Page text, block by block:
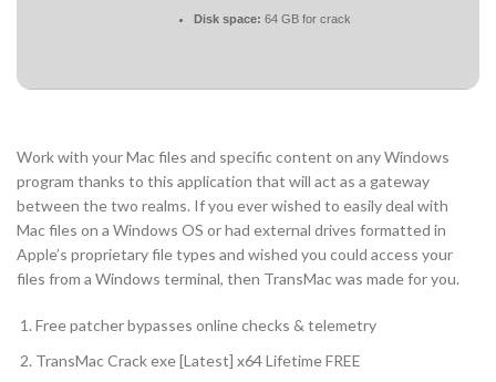
Disk space: 64 GB for crack
Work with your Mac files and specific content on any Windows
program thanks to this application that will act as a gateway
between the two realms. If you ever wished to easily deal with
Mac files on a Windows OS or had external drives formatted in
Apple’s proprietary file types and wished you could access your
files from a Windows terminal, then TransMac was made for you.
Free patcher bypasses online checks & telemetry
TransMac Crack exe [Latest] x64 Lifetime FREE